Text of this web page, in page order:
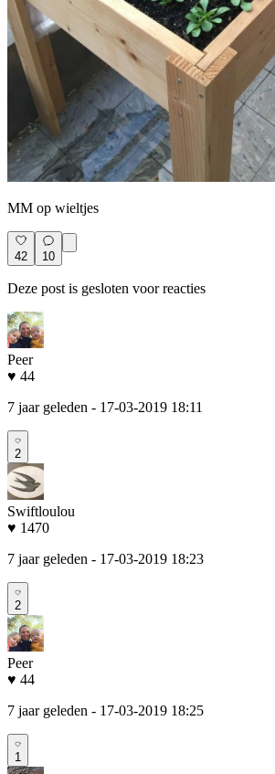
MM op wieltjes
42 10
Deze post is gesloten voor reacties
Peer
♥ 44
7 jaar geleden - 17-03-2019 18:11
2
Swiftloulou
♥ 1470
7 jaar geleden - 17-03-2019 18:23
2
Peer
♥ 44
7 jaar geleden - 17-03-2019 18:25
1